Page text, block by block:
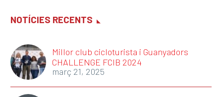
NOTÍCIES RECENTS
Millor club cicloturista i Guanyadors
CHALLENGE FCIB 2024
març 21, 2025